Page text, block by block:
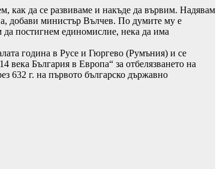
как да се развиваме и накъде да вървим. Надявам
добави министър Вълчев. По думите му е
да постигнем единомислие, нека да има
година в Русе и Гюргево (Румъния) и се
България в Европа“ за отбелязването на
632 г. на първото българско държавно